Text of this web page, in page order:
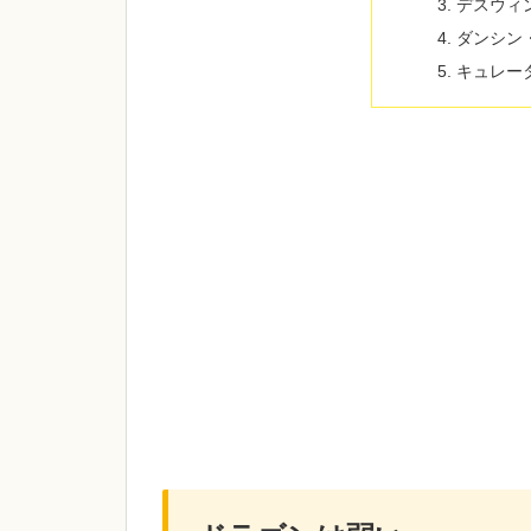
デスウィ
ダンシン
キュレー